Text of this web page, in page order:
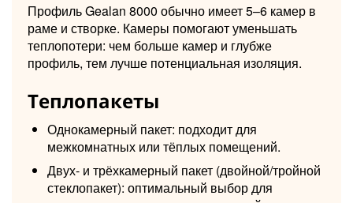
Профиль Gealan 8000 обычно имеет 5–6 камер в
раме и створке. Камеры помогают уменьшать
теплопотери: чем больше камер и глубже
профиль, тем лучше потенциальная изоляция.
Теплопакеты
Однокамерный пакет: подходит для
межкомнатных или тёплых помещений.
Двух- и трёхкамерный пакет (двойной/тройной
стеклопакет): оптимальный выбор для